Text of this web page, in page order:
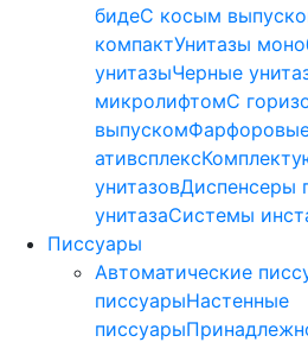
бидеС косым
компактУнитазы
унитазыЧерные
микролифтомC
выпуском
ативсплекс
унитазовДиспенсеры
унитазаСистемы
Писсуары
Автоматические
писсуарыНастенные
писсуары